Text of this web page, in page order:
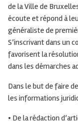
de la Ville de
écoute et répond à
généraliste de
S’inscrivant dans un
favorisent la
dans les démarches
Dans le but de faire
les informations
• De la rédaction